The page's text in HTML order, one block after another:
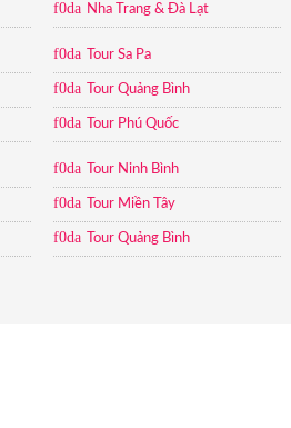
Nha Trang & Đà Lạt
Tour Sa Pa
Tour Quảng Bình
Tour Phú Quốc
Tour Ninh Bình
Tour Miền Tây
Tour Quảng Bình